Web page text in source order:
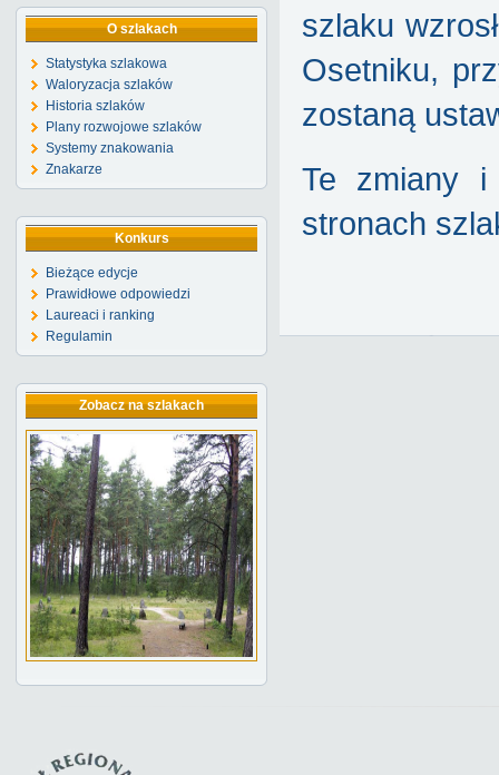
O szlakach
Statystyka szlakowa
Waloryzacja szlaków
Historia szlaków
Plany rozwojowe szlaków
Systemy znakowania
Znakarze
Konkurs
Bieżące edycje
Prawidłowe odpowiedzi
Laureaci i ranking
Regulamin
Zobacz na szlakach
szlaku
Osetniku,
zostaną
Te zmiany i
stronach